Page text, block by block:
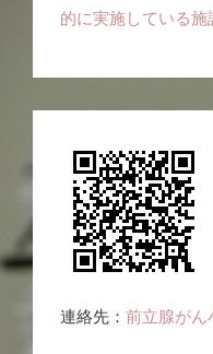
的に実施している施
連絡先： 前立腺がん